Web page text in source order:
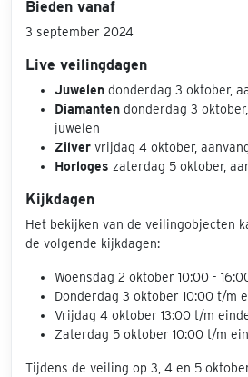
Bieden vanaf
3 september 2024
Live veilingdagen
Juwelen donderdag 3 oktober,
Diamanten donderdag 3
juwelen
Zilver vrijdag 4 oktober,
Horloges zaterdag 5 oktober,
Kijkdagen
Het bekijken van de veilingobjecten
de volgende kijkdagen:
Woensdag 2 oktober 10:00 -
Donderdag 3 oktober 10:00 t/m
Vrijdag 4 oktober 13:00 t/m
Zaterdag 5 oktober 10:00 t/m
Tijdens de veiling op 3, 4 en 5